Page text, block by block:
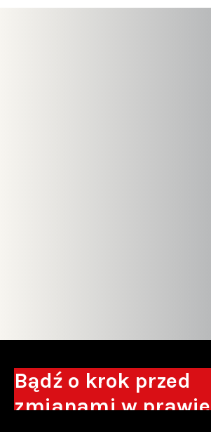
Bądź o krok przed
zmianami w prawie